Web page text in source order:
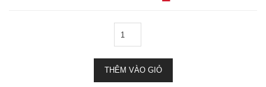
THÊM VÀO GIỎ